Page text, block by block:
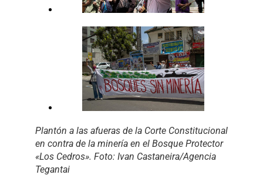
Plantón a las afueras de la Corte Constitucional
en contra de la minería en el Bosque Protector
«Los Cedros». Foto: Ivan Castaneira/Agencia
Tegantai